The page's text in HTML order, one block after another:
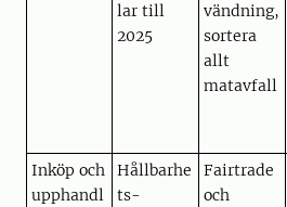
lar till
2025
vändning,
sortera
allt
matavfall
Inköp och
upphandl
Hållbarhe
ts-
Fairtrade
och